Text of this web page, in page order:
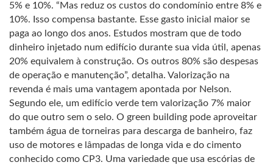
5% e 10%. “Mas reduz os custos do condomínio entre 8% e
10%. Isso compensa bastante. Esse gasto inicial maior se
paga ao longo dos anos. Estudos mostram que de todo
dinheiro injetado num edifício durante sua vida útil, apenas
20% equivalem à construção. Os outros 80% são despesas
de operação e manutenção”, detalha. Valorização na
revenda é mais uma vantagem apontada por Nelson.
Segundo ele, um edifício verde tem valorização 7% maior
do que outro sem o selo. O green building pode aproveitar
também água de torneiras para descarga de banheiro, faz
uso de motores e lâmpadas de longa vida e do cimento
conhecido como CP3. Uma variedade que usa escórias de